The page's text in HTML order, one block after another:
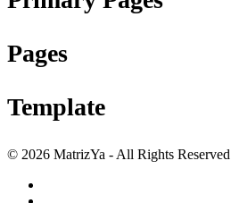
Pages
Template
© 2026 MatrizYa - All Rights